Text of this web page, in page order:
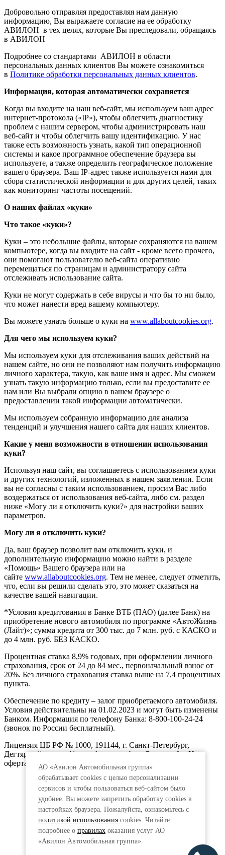
АО «Авилон Автомобильная группа»
обрабатывает cookies с целью персонализации
сервисов и чтобы пользоваться веб-сайтом было
удобнее. Вы можете запретить обработку сookies в
настройках браузера. Пожалуйста, ознакомьтесь с
политикой использования cookies. Читайте
подробнее о правилахоказания услуг АО
«Авилон Автомобильная группа».
Добровольно отправляя предоставляя нам данную
информацию, Вы выражаете согласие на ее обработку
АВИЛОН в тех целях, которые Вы преследовали, обращаясь
в АВИЛОН
Подробнее со стандартами АВИЛОН в области
персональных данных клиентов Вы можете ознакомиться
в Политике обработки персональных данных клиентов.
Информация, которая автоматически сохраняется
Когда вы входите на наш веб-сайт, мы используем ваш адрес
интернет-протокола («IP»), чтобы облегчить диагностику
проблем с нашим сервером, чтобы администрировать наш
веб-сайт и чтобы облегчить вашу идентификацию. У нас
также есть возможность узнать, какой тип операционной
системы и какое программное обеспечение браузера вы
используете, а также определить географическое положение
вашего браузера. Ваш IP-адрес также используется нами для
сбора статистической информации и для других целей, таких
как мониторинг частоты посещений.
О наших файлах «куки»
Что такое «куки»?
Куки – это небольшие файлы, которые сохраняются на вашем
компьютере, когда вы входите на сайт - кроме всего прочего,
они помогают пользователю веб-сайта оперативно
перемещаться по страницам и администратору сайта
отслеживать использование сайта.
Куки не могут содержать в себе вирусы и что бы то ни было,
что может нанести вред вашему компьютеру.
Вы можете узнать больше о куки на www.allaboutcookies.org.
Для чего мы используем куки?
Мы используем куки для отслеживания ваших действий на
нашем сайте, но они не позволяют нам получить информацию
личного характера, такую, как ваше имя и адрес. Мы сможем
узнать такую информацию только, если вы предоставите ее
нам или Вы выбрали опцию в вашем браузере о
предоставлении такой информации автоматически.
Мы используем собранную информацию для анализа
тенденций и улучшения нашего сайта для наших клиентов.
Какие у меня возможности в отношении использования
куки?
Используя наш сайт, вы соглашаетесь с использованием куки
и других технологий, изложенных в нашем заявлении. Если
вы не согласны с таким использованием, просим Вас либо
воздержаться от использования веб-сайта, либо см. раздел
ниже «Могу ли я отключить куки?» для настройки ваших
параметров.
Могу ли я отключить куки?
Да, ваш браузер позволит вам отключить куки, и
дополнительную информацию можно найти в разделе
«Помощь» Вашего браузера или на
сайте www.allaboutcookies.org. Тем не менее, следует отметить,
что, если вы решили сделать это, это может сказаться на
качестве вашей навигации.
*Условия кредитования в Банке ВТБ (ПАО) (далее Банк) на
приобретение нового автомобиля по программе «АвтоЖизнь
(Лайт)»; сумма кредита от 300 тыс. до 7 млн. руб. с КАСКО и
до 4 млн. руб. БЕЗ КАСКО.
Процентная ставка 8,9% годовых, при оформлении личного
страхования, срок от 24 до 84 мес., первоначальный взнос от
20%. Без личного страхования ставка выше на 7,4 процентных
пункта.
Обеспечение по кредиту – залог приобретаемого автомобиля.
Условия действительны на 01.02.2023 и могут быть изменены
Банком. Информация по телефону Банка: 8-800-100-24-24
(звонок по России бесплатный).
Лицензия ЦБ РФ № 1000, 191144, г. Санкт-Петербург,
Дегтярный пер., д.11, лит.А. www.vtb.ru. Реклама 0+. Не
оферта.